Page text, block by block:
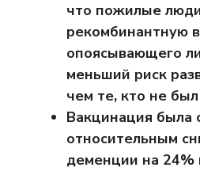
что пожилые
рекомбинантную
опоясывающего
меньший риск
чем те, кто не
Вакцинация была
относительным
деменции на 24%